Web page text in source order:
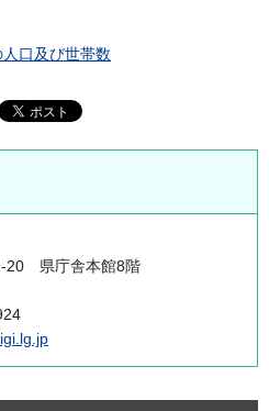
口及び世帯数
20 県庁舎本館8階